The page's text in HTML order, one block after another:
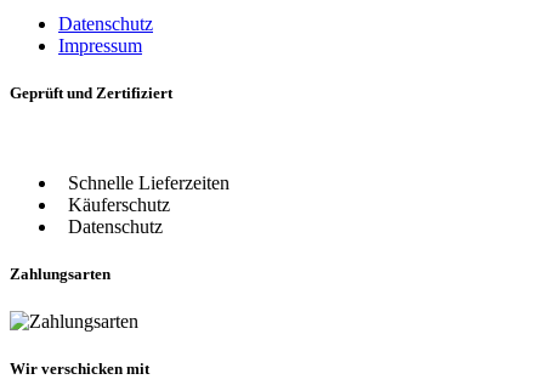
Datenschutz
Impressum
Geprüft und Zertifiziert
Schnelle Lieferzeiten
Käuferschutz
Datenschutz
Zahlungsarten
Wir verschicken mit